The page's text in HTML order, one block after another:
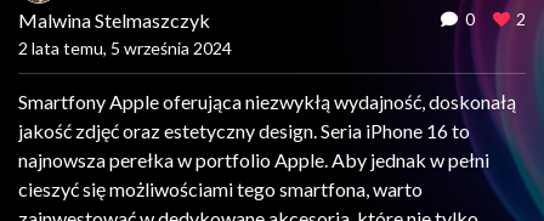
Malwina Stelmaszczyk
2 lata temu, 5 września 2024
0 2
Smartfony Apple oferująca niezwykłą wydajność, doskonałą
jakość zdjęć oraz estetyczny design. Seria iPhone 16 to
najnowsza perełka w portfolio Apple. Aby jednak w pełni
cieszyć się możliwościami tego smartfona, warto